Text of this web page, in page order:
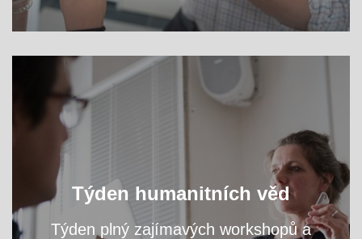
Týden humanitních věd
Týden plný zajímavých workshopů a
Oslavte s námi světový den filozofie a navštivte
přednášky a workshopy našich odborníků.